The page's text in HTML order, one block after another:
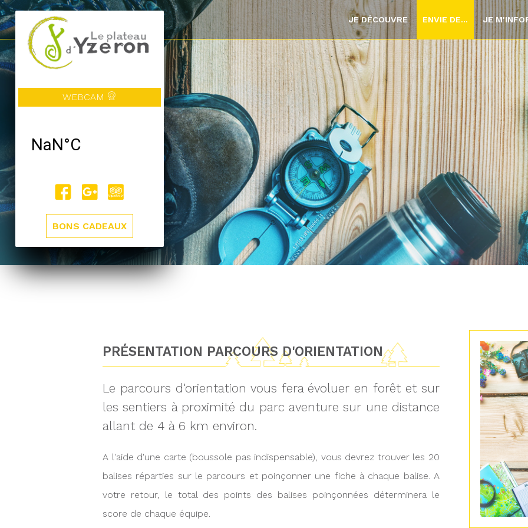
WEBCAM
BONS CADEAUX
JE DÉCOUVRE ENVIE DE... JE
PRÉSENTATION PARCOURS D'ORIENTATION
Le parcours d'orientation vous fera évoluer en forêt et sur
les sentiers à proximité du parc aventure sur une distance
allant de 4 à 6 km environ.
A l'aide d'une carte (boussole pas indispensable), vous devrez trouver les 20
balises réparties sur le parcours et poinçonner une fiche à chaque balise. A
votre retour, le total des points des balises poinçonnées déterminera le
score de chaque équipe.